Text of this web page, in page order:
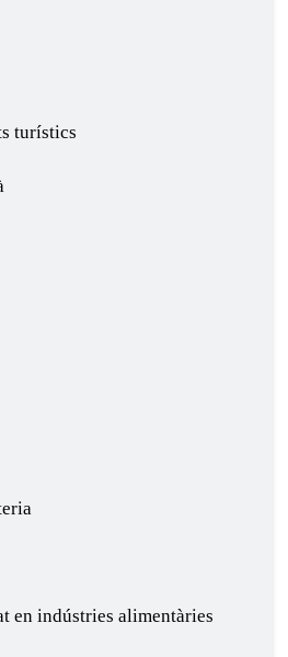
turístics
en indústries alimentàries